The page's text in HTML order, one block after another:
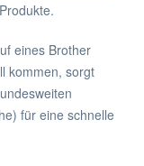
eines Brother
kommen, sorgt
für eine schnelle